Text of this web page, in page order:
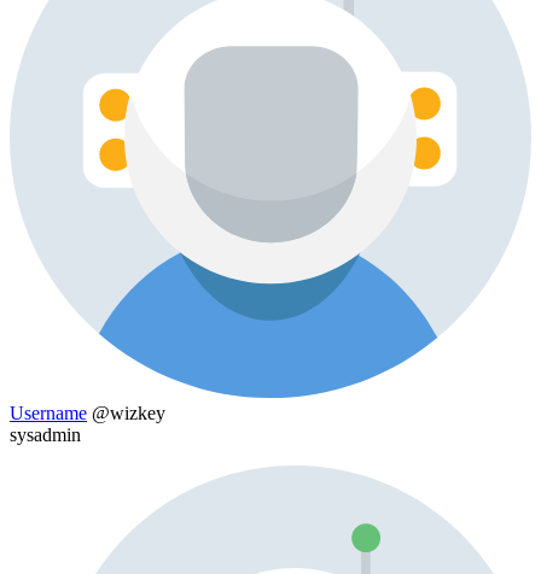
Username @wizkey
sysadmin